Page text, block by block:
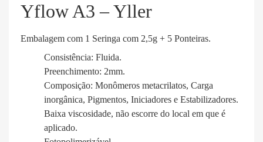
Yflow A3 – Yller
Embalagem com 1 Seringa com 2,5g + 5 Ponteiras.
Consistência: Fluida.
Preenchimento: 2mm.
Composição: Monômeros metacrilatos, Carga
inorgânica, Pigmentos, Iniciadores e Estabilizadores.
Baixa viscosidade, não escorre do local em que é
aplicado.